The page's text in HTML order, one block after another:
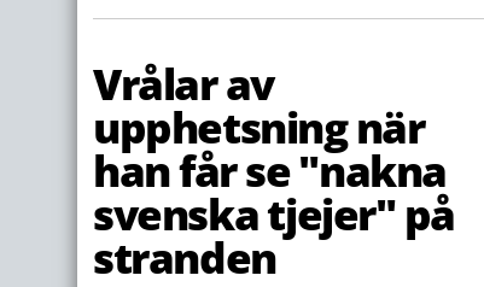
Vrålar av
upphetsning när
han får se "nakna
svenska tjejer" på
stranden